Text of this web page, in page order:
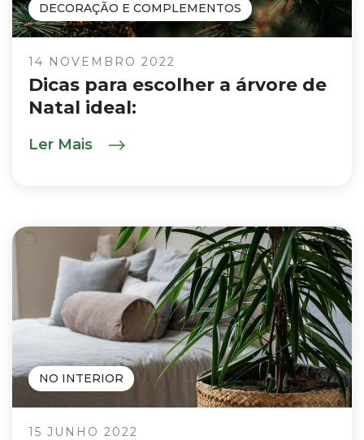
DECORAÇÃO E COMPLEMENTOS
14 NOVEMBRO 2022
Dicas para escolher a árvore de
Natal ideal:
Ler Mais
NO INTERIOR
15 JUNHO 2022